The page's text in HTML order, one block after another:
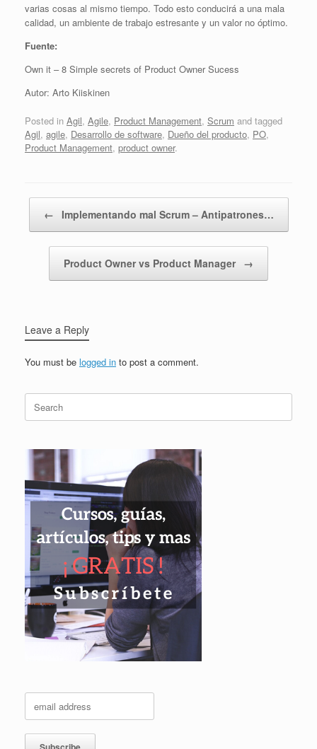
varias cosas al mismo tiempo. Todo esto conducirá a una mala
calidad, un ambiente de trabajo estresante y un valor no óptimo.
Fuente:
Own it – 8 Simple secrets of Product Owner Sucess
Autor: Arto Kiiskinen
Posted in Agil, Agile, Product Management, Scrum and tagged
Agil, agile, Desarrollo de software, Dueño del producto, PO,
Product Management, product owner.
← Implementando mal Scrum – Antipatrones…
Product Owner vs Product Manager →
Leave a Reply
You must be logged in to post a comment.
Search
for: